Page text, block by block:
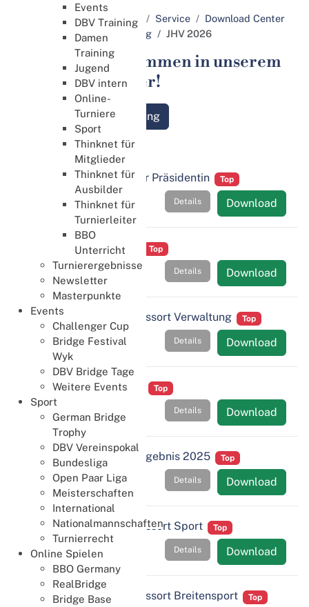
Events
DBV Training
Damen
Training
Jugend
DBV intern
Online-
Turniere
Sport
Thinknet für
Mitglieder
Thinknet für
Ausbilder
Thinknet für
Turnierleiter
BBO
Unterricht
Turnierergebnisse
Newsletter
Masterpunkte
Events
Challenger Cup
Bridge Festival
Wyk
DBV Bridge Tage
Weitere Events
Sport
German Bridge
Trophy
DBV Vereinspokal
Bundesliga
Open Paar Liga
Meisterschaften
International
Nationalmannschaften
Turnierrecht
Online Spielen
BBO Germany
RealBridge
Bridge Base
Aktuelle Seite: Startseite Service
Download Center
Jahres­haupt­versammlung
JHV 2026
Herzlich Willkommen in unserem
Download Center!
Jahres­haupt­versammlung
JHV 2026
JHV 2026 - Bericht der Präsidentin Top
Download
Details
JHV 2026 - Protokoll Top
Download
Details
JHV 2026 - Bericht Ressort Verwaltung Top
Download
Details
JHV 2026 - Etat 2026 Top
Download
Details
JHV 2026 - Betriebsergebnis 2025 Top
Download
Details
JHV 2026 - Bericht Ressort Sport Top
Download
Details
JHV 2026 - Bericht Ressort Breitensport Top